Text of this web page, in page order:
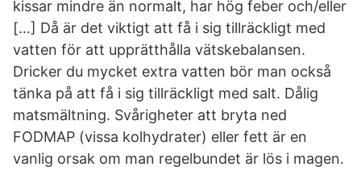
kissar mindre än normalt, har hög feber och/eller
[…] Då är det viktigt att få i sig tillräckligt med
vatten för att upprätthålla vätskebalansen.
Dricker du mycket extra vatten bör man också
tänka på att få i sig tillräckligt med salt. Dålig
matsmältning. Svårigheter att bryta ned
FODMAP (vissa kolhydrater) eller fett är en
vanlig orsak om man regelbundet är lös i magen.